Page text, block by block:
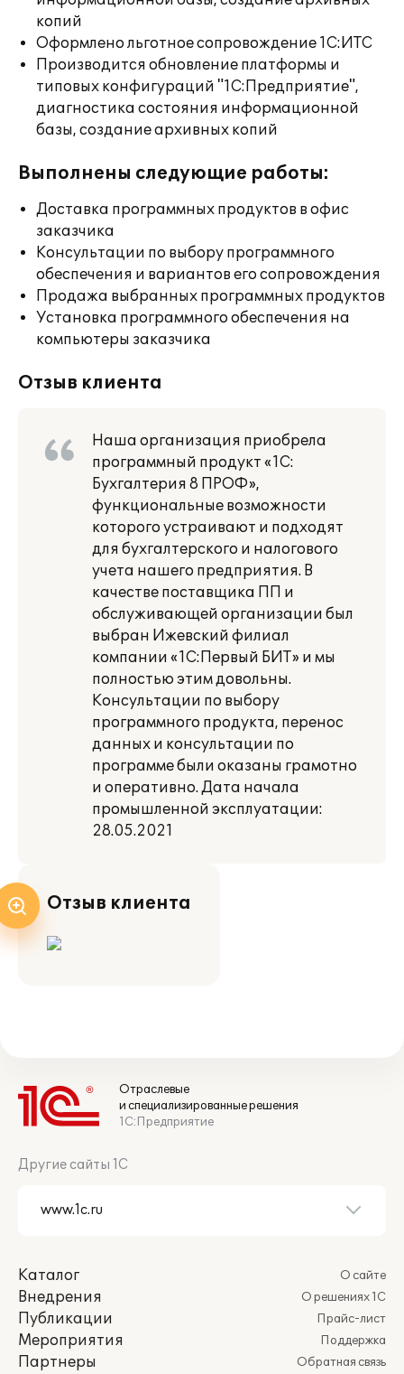
копий
Оформлено льготное сопровождение 1С:ИТС
Производится обновление платформы и
типовых конфигураций "1С:Предприятие",
диагностика состояния информационной
базы, создание архивных копий
Выполнены следующие работы:
Доставка программных продуктов в офис
заказчика
Консультации по выбору программного
обеспечения и вариантов его сопровождения
Продажа выбранных программных продуктов
Установка программного обеспечения на
компьютеры заказчика
Отзыв клиента
Наша организация приобрела
программный продукт «1С:
Бухгалтерия 8 ПРОФ»,
функциональные возможности
которого устраивают и подходят
для бухгалтерского и налогового
учета нашего предприятия. В
качестве поставщика ПП и
обслуживающей организации был
выбран Ижевский филиал
компании «1С:Первый БИТ» и мы
полностью этим довольны.
Консультации по выбору
программного продукта, перенос
данных и консультации по
программе были оказаны грамотно
и оперативно. Дата начала
промышленной эксплуатации:
28.05.2021
Отзыв клиента
Отраслевые
и специализированные решения
1С:Предприятие
Другие сайты 1С
Каталог
Внедрения
Публикации
Мероприятия
Партнеры
О сайте
О решениях 1С
Прайс-лист
Поддержка
Обратная связь